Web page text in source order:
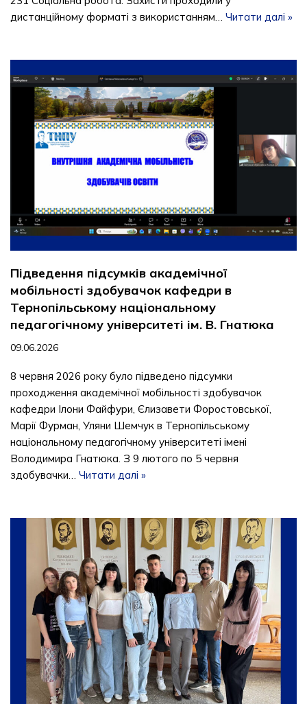
дистанційному форматі з використанням… Читати далі »
Підведення підсумків академічної
мобільності здобувачок кафедри в
Тернопільському національному
педагогічному університеті ім. В. Гнатюка
09.06.2026
8 червня 2026 року було підведено підсумки
проходження академічної мобільності здобувачок
кафедри Ілони Файфури, Єлизавети Форостовської,
Марії Фурман, Уляни Шемчук в Тернопільському
національному педагогічному університеті імені
Володимира Гнатюка. З 9 лютого по 5 червня
здобувачки… Читати далі »